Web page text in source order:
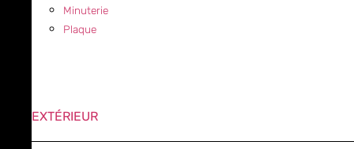
Minuterie
Plaque
EXTÉRIEUR